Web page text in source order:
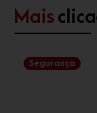
Mais
Segurança